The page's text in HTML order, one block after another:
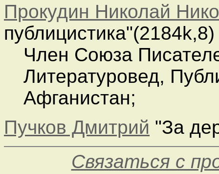
Прокудин Николай
публицистика"(2184k,8)
Член Союза
Литературовед,
Афганистан;
Пучков Дмитрий "За
Связаться с